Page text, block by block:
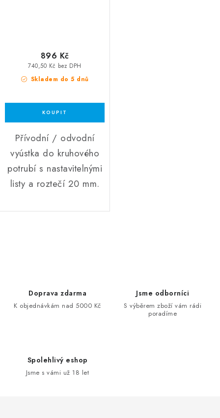
Skladem do 5 dnů
740,50 Kč bez DPH
896 Kč
Přívodní / odvodní
vyústka do kruhového
potrubí s nastavitelnými
listy a roztečí 20 mm.
Doprava zdarma
K objednávkám nad 5000 Kč
Jsme odborníci
S výběrem zboží vám rádi
poradíme
Spolehlivý eshop
Jsme s vámi už 18 let